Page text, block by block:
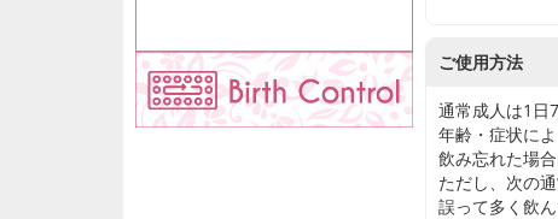
ご使用方法
通常成人は1日
年齢・症状に
飲み忘れた場
ただし、次の
誤って多く飲